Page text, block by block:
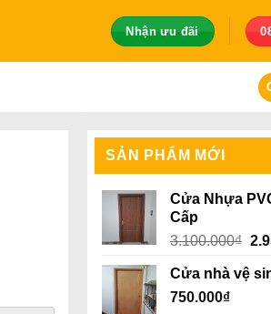
Nhận ưu đãi
SẢN PHẨM MỚI
Cửa Nhựa
Cấp
3.100.000₫ Giá
là:
Cửa nhà vệ
750.000₫